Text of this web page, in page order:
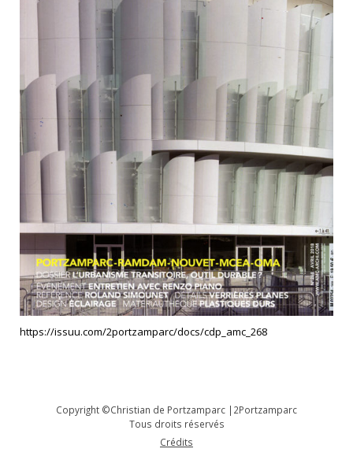
https://issuu.com/2portzamparc/docs/cdp_amc_268
Copyright ©Christian de Portzamparc |2Portzamparc
Tous droits réservés
Crédits